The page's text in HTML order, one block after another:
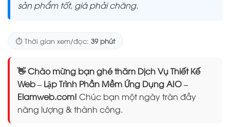
sản phẩm tốt, giá phải chăng.
⏱️ Thời gian xem/đọc: 39 phút
👋 Chào mừng bạn ghé thăm Dịch Vụ Thiết Kế
Web – Lập Trình Phần Mềm Ứng Dụng AIO –
Elamweb.com! Chúc bạn một ngày tràn đầy
năng lượng & thành công.